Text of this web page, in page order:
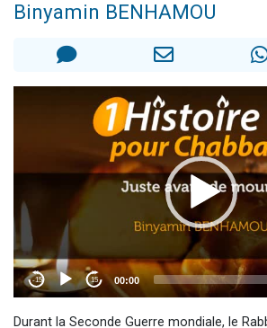
Nathaniel vient de donner
Binyamin BENHAMOU
Durant la Seconde Guerre mondiale, le